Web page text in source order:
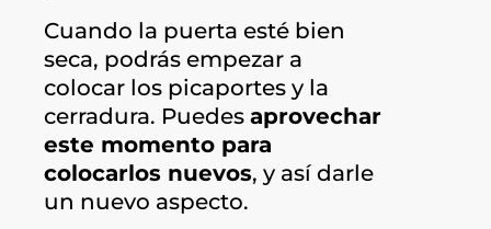
Cuando la puerta esté bien
seca, podrás empezar a
colocar los picaportes y la
cerradura. Puedes aprovechar
este momento para
colocarlos nuevos, y así darle
un nuevo aspecto.